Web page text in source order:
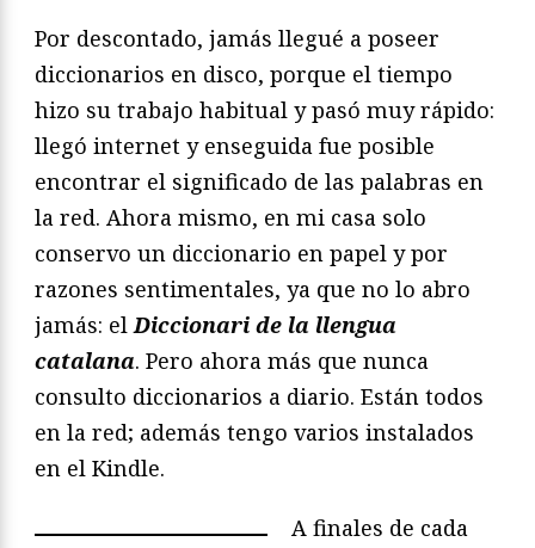
Por descontado, jamás llegué a poseer
diccionarios en disco, porque el tiempo
hizo su trabajo habitual y pasó muy rápido:
llegó internet y enseguida fue posible
encontrar el significado de las palabras en
la red. Ahora mismo, en mi casa solo
conservo un diccionario en papel y por
razones sentimentales, ya que no lo abro
jamás: elDiccionari de la llengua
catalana. Pero ahora más que nunca
consulto diccionarios a diario. Están todos
en la red; además tengo varios instalados
en el Kindle.
A finales de cada